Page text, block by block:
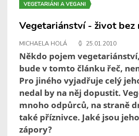
VEGETARIÁNI A VEGANI
Vegetariánství - život bez
MICHAELA HOLÁ 25.01.2010
Někdo pojem
bude v tomto článku řeč,
Pro jiného vyjadřuje celý
nedal by na něj dopustit.
mnoho odpůrců, na straně
také příznivce. Jaké jsou
zápory?